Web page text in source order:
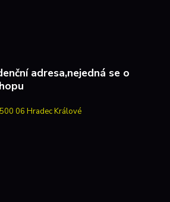
adresa,nejedná se o
06 Hradec Králové